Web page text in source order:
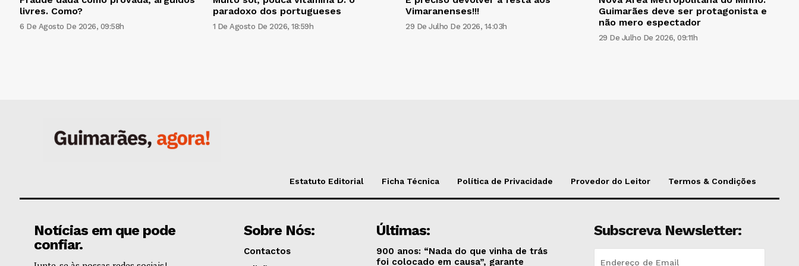
livres. Como?
6 De Agosto De 2026, 09:58h
paradoxo dos portugueses
1 De Agosto De 2026, 18:59h
Vimaranenses!!!
29 De Julho De 2026, 14:03h
Guimarães deve ser protagonista e
não mero espectador
29 De Julho De 2026, 09:11h
Estatuto Editorial Ficha Técnica Política de Privacidade Provedor do Leitor Termos & Condições
Notícias em que pode
confiar.
Sobre Nós:
Contactos
Últimas:
900 anos: “Nada do que vinha de trás
foi colocado em causa”, garante
Subscreva Newsletter: